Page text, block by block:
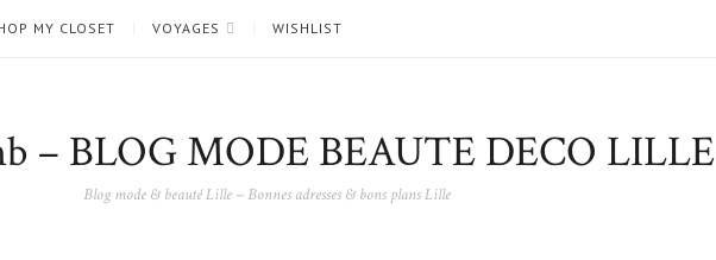
MY CLOSET VOYAGES WISHLIST
– BLOG MODE BEAUTE DECO LILLE
Blog mode & beauté Lille – Bonnes adresses & bons plans Lille